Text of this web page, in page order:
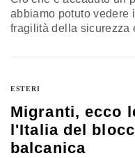
abbiamo potuto vedere
fragilità della sicurezza
profonda. Se lo
ESTERI
Migranti, ecco
l'Italia del
balcanica